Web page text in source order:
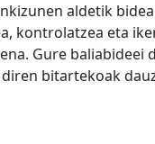
aldetik
kontrolatzea eta
Gure
bitartekoak